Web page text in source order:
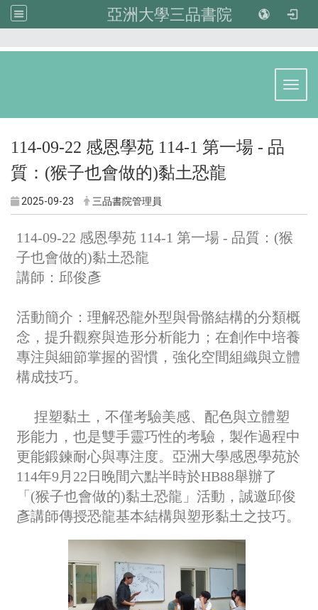
亞洲大學三品書院
114-09-22 感恩學苑 114-1 第一場 - 品
質：(猴子也會做的)黏土恐龍
2025-09-23 三品書院管理員
114-09-22 感恩學苑 114-1 第一場 - 品質：(猴
子也會做的)黏土恐龍
講師：邱俊彥
活動簡介：理解恐龍外型與骨骼結構的分類概
念，提升觀察與造形分析能力；在創作中培養
專注與細節掌握的習慣，強化空間組織與立體
構成技巧。
捏塑黏土，不僅考驗美感、配色與立體塑
形能力，也是雙手靈巧性的考驗，製作過程中
更能鍛鍊耐心與專注度。亞洲大學感恩學苑於
114年9月22日晚間六點半時於HB88舉辦了
「(猴子也會做的)黏土恐龍」活動，誠邀邱俊
彥講師傳授恐龍基本結構與塑形黏土之技巧。